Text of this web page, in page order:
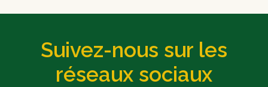
Suivez-nous sur les
réseaux sociaux